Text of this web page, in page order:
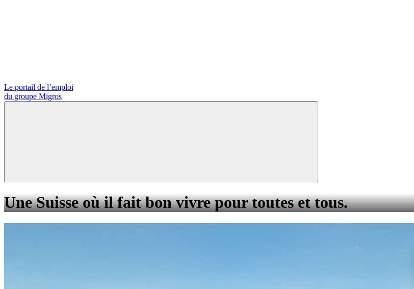
Le portail de l’emploi
du groupe Migros
Une Suisse où il fait bon vivre pour toutes et tous.